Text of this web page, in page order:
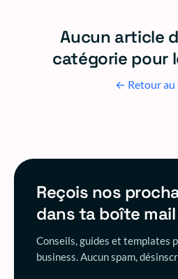
Aucun article
catégorie pour
← Retour au
Reçois nos
dans ta boîte mail
Conseils, guides et templates
business. Aucun spam,